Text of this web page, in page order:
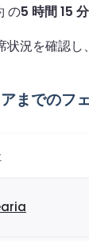
の5 時間 15 分
状況を確認し
までのフ